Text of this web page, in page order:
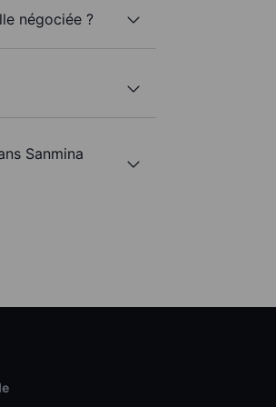
négociée ?
Sanmina